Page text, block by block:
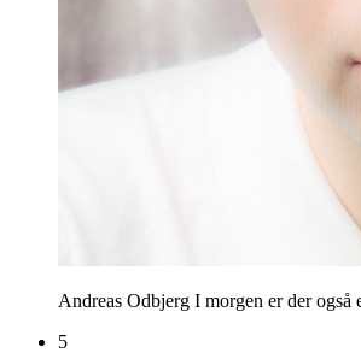
Andreas Odbjerg I morgen er der også
5